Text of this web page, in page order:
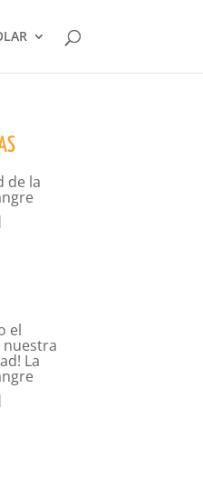
de la
el
nuestra
La